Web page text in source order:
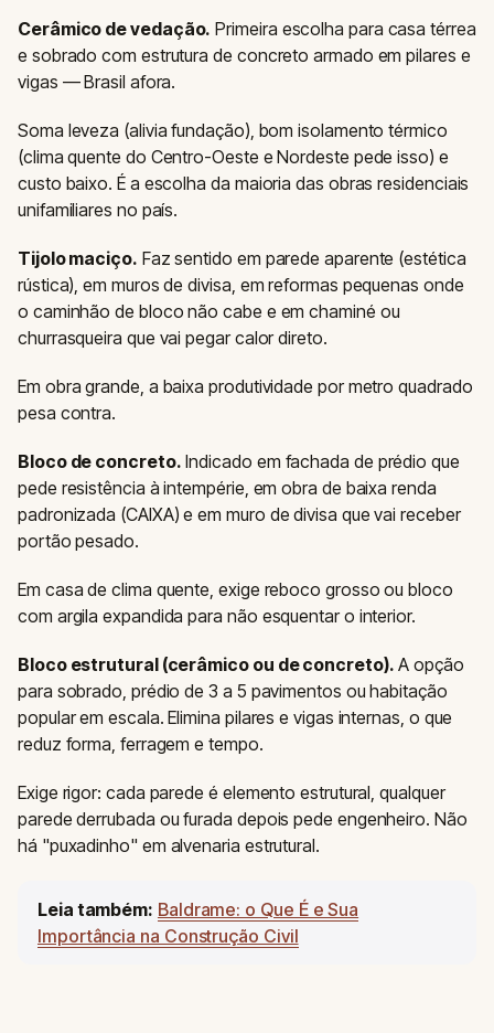
Cerâmico de vedação. Primeira escolha para casa térrea
e sobrado com estrutura de concreto armado em pilares e
vigas — Brasil afora.
Soma leveza (alivia fundação), bom isolamento térmico
(clima quente do Centro-Oeste e Nordeste pede isso) e
custo baixo. É a escolha da maioria das obras residenciais
unifamiliares no país.
Tijolo maciço. Faz sentido em parede aparente (estética
rústica), em muros de divisa, em reformas pequenas onde
o caminhão de bloco não cabe e em chaminé ou
churrasqueira que vai pegar calor direto.
Em obra grande, a baixa produtividade por metro quadrado
pesa contra.
Bloco de concreto. Indicado em fachada de prédio que
pede resistência à intempérie, em obra de baixa renda
padronizada (CAIXA) e em muro de divisa que vai receber
portão pesado.
Em casa de clima quente, exige reboco grosso ou bloco
com argila expandida para não esquentar o interior.
Bloco estrutural (cerâmico ou de concreto). A opção
para sobrado, prédio de 3 a 5 pavimentos ou habitação
popular em escala. Elimina pilares e vigas internas, o que
reduz forma, ferragem e tempo.
Exige rigor: cada parede é elemento estrutural, qualquer
parede derrubada ou furada depois pede engenheiro. Não
há "puxadinho" em alvenaria estrutural.
Leia também: Baldrame: o Que É e Sua
Importância na Construção Civil